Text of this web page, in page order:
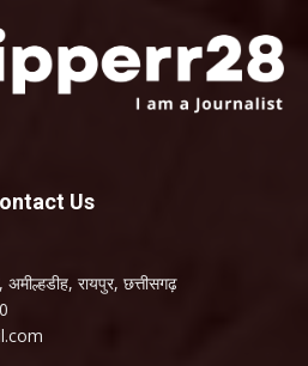
Us
रायपुर, छत्तीसगढ़